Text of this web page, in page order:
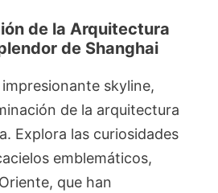
de la Arquitectura
de Shanghai
skyline,
de la arquitectura
Explora las curiosidades
emblemáticos,
que han